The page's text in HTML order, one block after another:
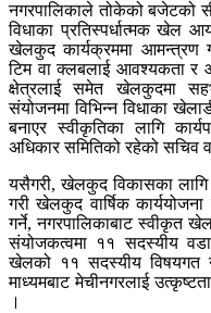
नगरपालिकाले तोकेको बजेटको
विधाका प्रतिस्पर्धात्मक खेल
खेलकुद कार्यक्रममा आमन्त्रण
टिम वा क्लबलाई आवश्यकता र
क्षेत्रलाई समेत खेलकुदमा
संयोजनमा विभिन्न विधाका
बनाएर स्वीकृतिका लागि
अधिकार समितिको रहेको सचिव
यसैगरी, खेलकुद विकासका
गरी खेलकुद वार्षिक कार्ययोजना
गर्ने, नगरपालिकाबाट स्वीकृत
संयोजकत्वमा ११ सदस्यीय
खेलको ११ सदस्यीय
माध्यमबाट मेचीनगरलाई
।